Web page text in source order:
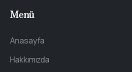
Menü
Anasayfa
Hakkımızda